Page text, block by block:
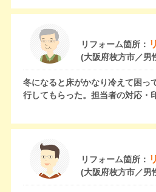
リフォーム箇所：
(大阪府枚方市／男
冬になると床がかなり冷えて困っ
行してもらった。担当者の対応・
リフォーム箇所：
(大阪府枚方市／男